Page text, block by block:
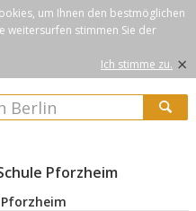
um Ihnen den bestmöglichen
weitersurfen stimmen Sie der
Ich stimme zu. ×
Pforzheim